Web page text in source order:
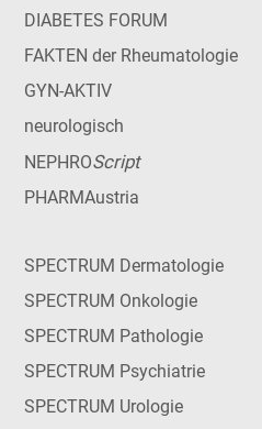
DIABETES FORUM
FAKTEN der Rheumatologie
GYN-AKTIV
neurologisch
NEPHROScript
PHARMAustria
SPECTRUM Dermatologie
SPECTRUM Onkologie
SPECTRUM Pathologie
SPECTRUM Psychiatrie
SPECTRUM Urologie